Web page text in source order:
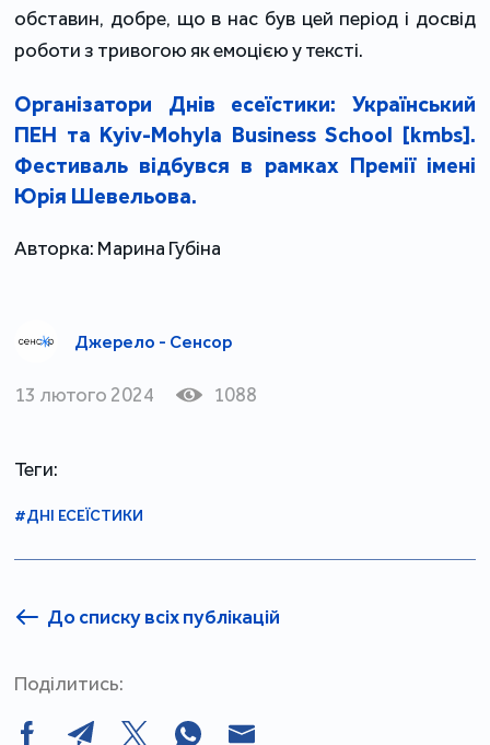
обставин, добре, що в нас був цей період і досвід
роботи з тривогою як емоцією у тексті.
Організатори Днів есеїстики: Український
ПЕН та Kyiv-Mohyla Business School [kmbs].
Фестиваль відбувся в рамках Премії імені
Юрія Шевельова.
Авторка: Марина Губіна
Джерело - Сенсор
13 лютого 2024 1088
Теги:
#ДНІ ЕСЕЇСТИКИ
До списку всіх публікацій
Поділитись: